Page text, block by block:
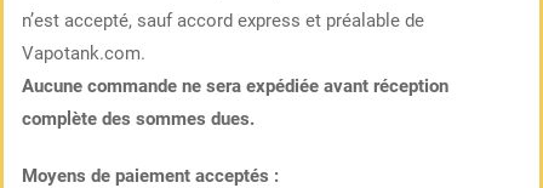
n’est accepté, sauf accord express et préalable de
Vapotank.com.
Aucune commande ne sera expédiée avant réception
complète des sommes dues.
Moyens de paiement acceptés :